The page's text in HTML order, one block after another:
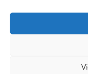
Sunds
Taulov
Them Thisted